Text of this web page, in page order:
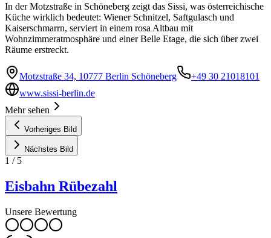
In der Motzstraße in Schöneberg zeigt das Sissi, was österreichische
Küche wirklich bedeutet: Wiener Schnitzel, Saftgulasch und
Kaiserschmarrn, serviert in einem rosa Altbau mit
Wohnzimmeratmosphäre und einer Belle Etage, die sich über zwei
Räume erstreckt.
Motzstraße 34, 10777 Berlin Schöneberg
+49 30 21018101
www.sissi-berlin.de
Mehr sehen
Vorheriges Bild
Nächstes Bild
1 / 5
Eisbahn Rübezahl
Unsere Bewertung